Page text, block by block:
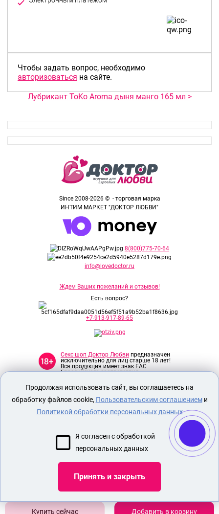
Добавить в корзину
Чтобы задать вопрос, необходимо
авторизоваться на сайте.
Лубрикант ToKo Aroma дыня манго 165 мл >
Since 2008-2026 © - торговая марка
ИНТИМ МАРКЕТ "ДОКТОР ЛЮБВИ"
8(800)775-70-64
info@lovedoctor.ru
Ждем Ваших пожеланий и отзывов!
Есть вопрос?
+7-913-917-89-65
Секс шоп Доктор Любви предназначен
исключительно для лиц старше 18 лет!
Вся продукция имеет знак EAC
Евразийского соответствия.
О МАГАЗИНЕ
ОПЛАТА И ДОСТАВКА
ЭРОТИЧЕСКОЕ БЕЛЬЕ
Продолжая использовать сайт, вы соглашаетесь на
обработку файлов cookie, Пользовательским соглашениеми
Политикой обработки персональных данных
Я согласен с обработкой
персональных данных
Принять и закрыть